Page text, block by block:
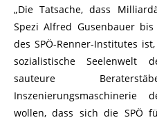
„Die Tatsache, dass
Spezi Alfred Gusenbauer
des SPÖ-Renner-Institutes
sozialistische Seelenwelt
sauteure
Inszenierungsmaschinerie
wollen, dass sich die SPÖ